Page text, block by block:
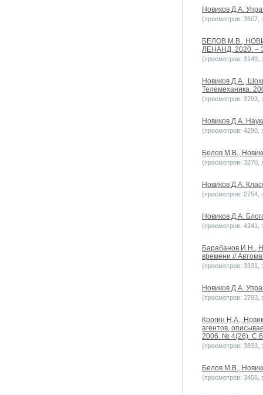
Новиков Д.А.
(просмотров: 3507,
БЕЛОВ М.В.,
ЛЕНАНД, 2020. –
(просмотров: 3149,
Новиков Д.А.,
Телемеханика.
(просмотров: 3793,
Новиков Д.А.
(просмотров: 4290,
Белов М.В.,
(просмотров: 3270,
Новиков Д.А.
(просмотров: 2754,
Новиков Д.А.
(просмотров: 4241,
Барабанов И.Н.,
времени //
(просмотров: 3331,
Новиков Д.А.
(просмотров: 3793,
Коргин Н.А.,
агентов,
2006. № 4(26).
(просмотров: 3833,
Белов М.В.,
(просмотров: 3456,